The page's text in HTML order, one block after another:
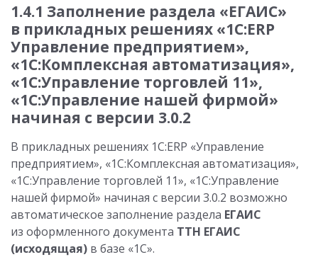
1.4.1 Заполнение раздела «ЕГАИС»
в прикладных решениях «1С:ERP
Управление предприятием»,
«1С:Комплексная автоматизация»,
«1С:Управление торговлей 11»,
«1С:Управление нашей фирмой»
начиная с версии 3.0.2
В прикладных решениях 1С:ERP «Управление
предприятием», «1С:Комплексная автоматизация»,
«1С:Управление торговлей 11», «1С:Управление
нашей фирмой» начиная с версии 3.0.2 возможно
автоматическое заполнение раздела ЕГАИС
из оформленного документа ТТН ЕГАИС
(исходящая) в базе «1С».